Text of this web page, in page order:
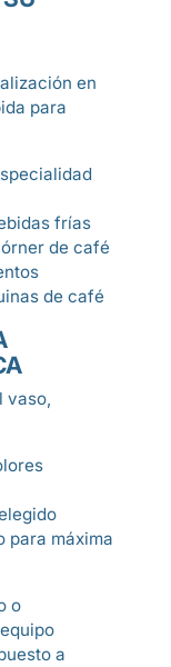
en
para
frías
de café
de café
vaso,
para máxima
o
a